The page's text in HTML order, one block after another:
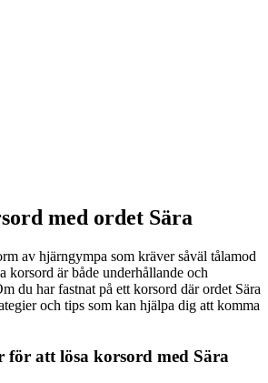
med ordet Sära
av hjärngympa som kräver såväl tålamod
korsord är både underhållande och
du har fastnat på ett korsord där ordet Sära
och tips som kan hjälpa dig att komma
för att lösa korsord med Sära